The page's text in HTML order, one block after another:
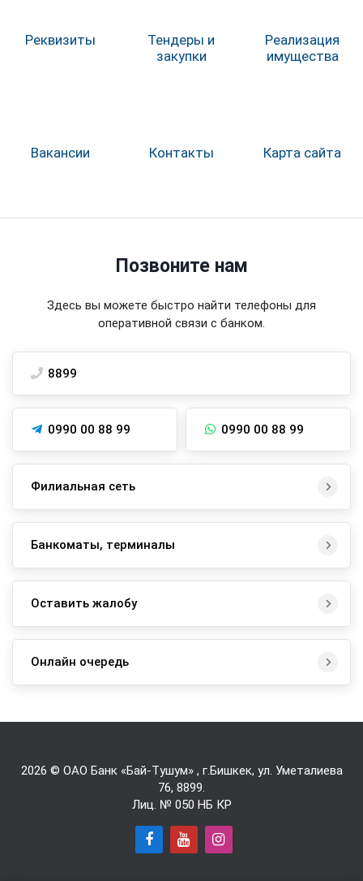
Реквизиты
Тендеры и
закупки
Реализация
имущества
Вакансии Контакты Карта сайта
Позвоните нам
Здесь вы можете быстро найти телефоны для
оперативной связи с банком.
8899
0990 00 88 99 0990 00 88 99
Филиальная сеть
Банкоматы, терминалы
Оставить жалобу
Онлайн очередь
2026 © ОАО Банк «Бай-Tушум» , г.Бишкек, ул. Уметалиева
76, 8899.
Лиц. № 050 НБ КР